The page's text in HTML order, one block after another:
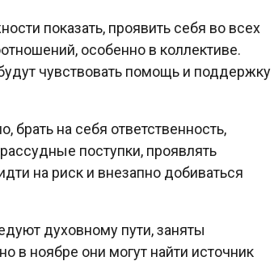
показать, проявить себя во всех
особенно в коллективе.
чувствовать помощь и поддержку
на себя ответственность,
поступки, проявлять
на риск и внезапно добиваться
духовному пути, заняты
в ноябре они могут найти источник